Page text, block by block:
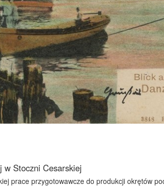
w Stoczni Cesarskiej
prace przygotowawcze do produkcji okrętów